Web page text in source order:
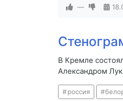
—
В Кремле
Александром
россия